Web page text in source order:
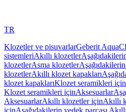
TR
Klozetler ve pisuvarlarGeberit
sistemleriAkıllı klozetler
klozetlerAsma klozetler
klozetlerAkıllı klozet kapakları
klozet kapaklarıKlozet seramikleri için
Klozet seramikleri içinAksesuarlar
AksesuarlarAkıllı klozetler içinAkıllı
içinAşağıdakilerin yedek parçası